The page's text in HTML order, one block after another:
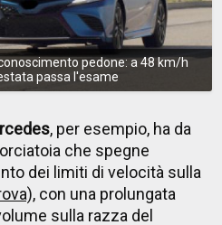
pedone: a 48 km/h
passa l'esame
, per esempio, ha da
che spegne
dei limiti di velocità sulla
, con una prolungata
sulla razza del